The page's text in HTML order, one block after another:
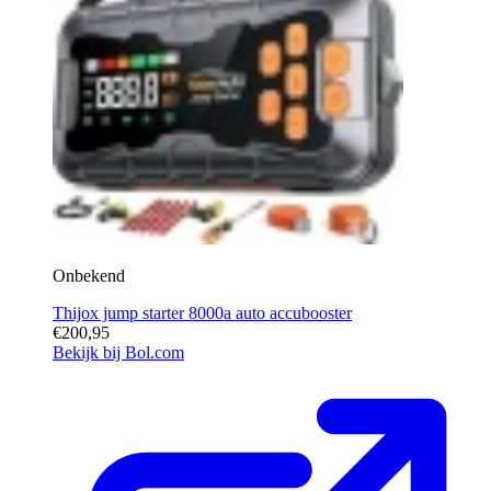
Onbekend
Thijox jump starter 8000a auto accubooster
€200,95
Bekijk bij Bol.com